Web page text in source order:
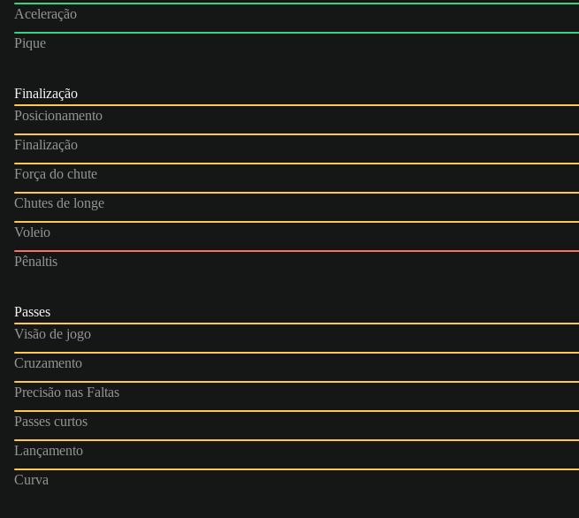
Aceleração
Pique
Finalização
Posicionamento
Finalização
Força do chute
Chutes de longe
Voleio
Pênaltis
Passes
Visão de jogo
Cruzamento
Precisão nas Faltas
Passes curtos
Lançamento
Curva